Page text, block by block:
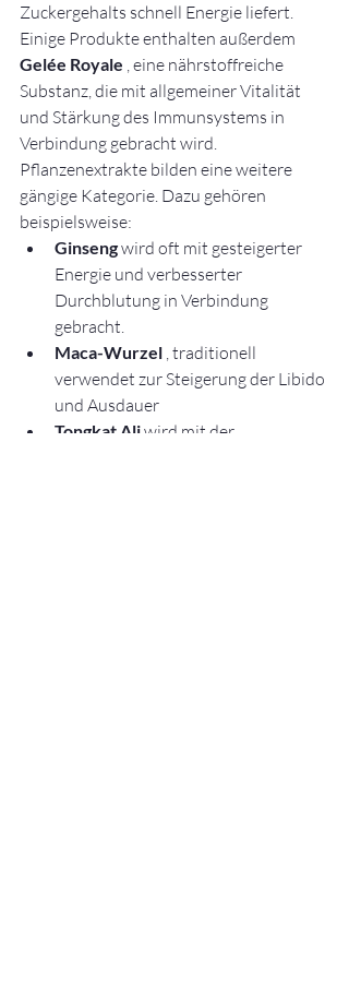
Zuckergehalts schnell Energie liefert.
Einige Produkte enthalten außerdem
Gelée Royale , eine nährstoffreiche
Substanz, die mit allgemeiner Vitalität
und Stärkung des Immunsystems in
Verbindung gebracht wird.
Pflanzenextrakte bilden eine weitere
gängige Kategorie. Dazu gehören
beispielsweise:
Ginseng wird oft mit gesteigerter
Energie und verbesserter
Durchblutung in Verbindung
gebracht.
Maca-Wurzel , traditionell
verwendet zur Steigerung der Libido
und Ausdauer
Tongkat Ali wird mit der